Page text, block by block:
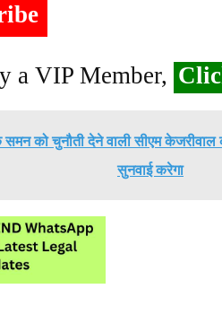
a VIP Member,
को चुनौती देने वाली सीएम केजरीवाल
सुनवाई करेगा